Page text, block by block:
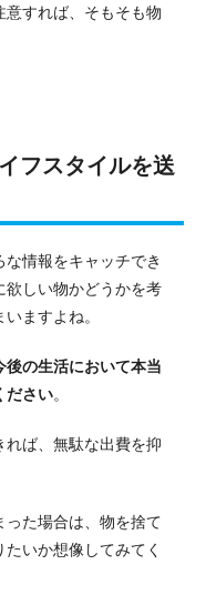
すれば、そもそも物
フスタイルを送
情報をキャッチでき
欲しい物かどうかを考
ますよね。
の生活において本当
ださい。
ば、無駄な出費を抑
た場合は、物を捨て
いか想像してみてく